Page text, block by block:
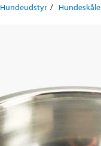
Hundeudstyr Hundeskåle